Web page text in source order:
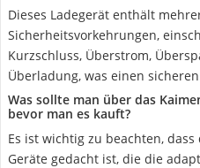
Dieses Ladegerät enthält
Sicherheitsvorkehrungen,
Kurzschluss, Überstrom,
Überladung, was einen
Was sollte man über das
bevor man es kauft?
Es ist wichtig zu beachten,
Geräte gedacht ist, die die